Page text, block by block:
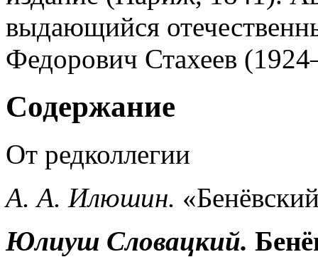
выдающийся
Федорович Стахеев
Содержание
От редколлегии
А. А. Илюшин.
Юлиуш Словацкий.